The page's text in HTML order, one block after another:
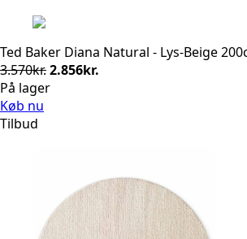
Ted Baker Diana Natural - Lys-Beige
3.570kr.Den
oprindelige
2.856kr.
På lager
Køb nu
Tilbud